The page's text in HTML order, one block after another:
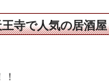
寺で人気の居酒